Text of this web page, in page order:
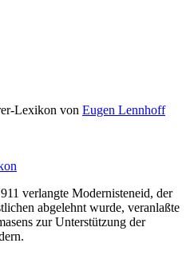
Lexikon von Eugen Lennhoff
verlangte Modernisteneid, der
abgelehnt wurde, veranlaßte
zur Unterstützung der